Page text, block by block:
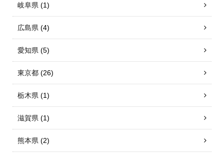
岐阜県 (1)
広島県 (4)
愛知県 (5)
東京都 (26)
栃木県 (1)
滋賀県 (1)
熊本県 (2)